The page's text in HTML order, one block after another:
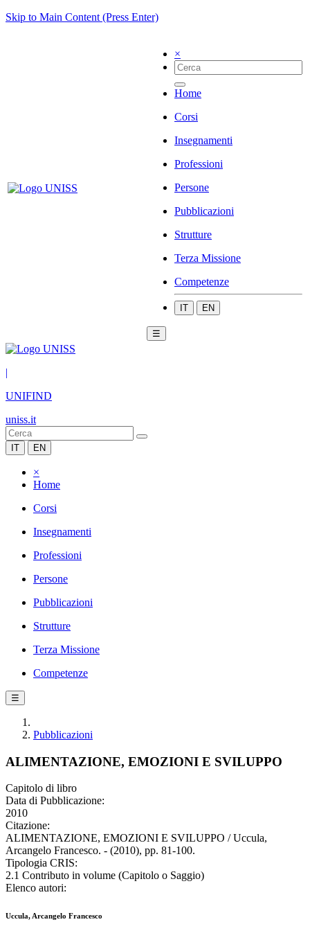
Skip to Main Content (Press Enter)
×
Home
Corsi
Insegnamenti
Professioni
Persone
Pubblicazioni
Strutture
Terza Missione
Competenze
IT EN
☰
|
UNIFIND
uniss.it
IT EN
×
Home
Corsi
Insegnamenti
Professioni
Persone
Pubblicazioni
Strutture
Terza Missione
Competenze
☰
Pubblicazioni
ALIMENTAZIONE, EMOZIONI E SVILUPPO
Capitolo di libro
Data di Pubblicazione:
2010
Citazione:
ALIMENTAZIONE, EMOZIONI E SVILUPPO / Uccula,
Arcangelo Francesco. - (2010), pp. 81-100.
Tipologia CRIS:
2.1 Contributo in volume (Capitolo o Saggio)
Elenco autori:
Uccula, Arcangelo Francesco